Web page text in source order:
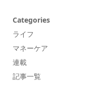
Categories
ライフ
マネーケア
連載
記事一覧